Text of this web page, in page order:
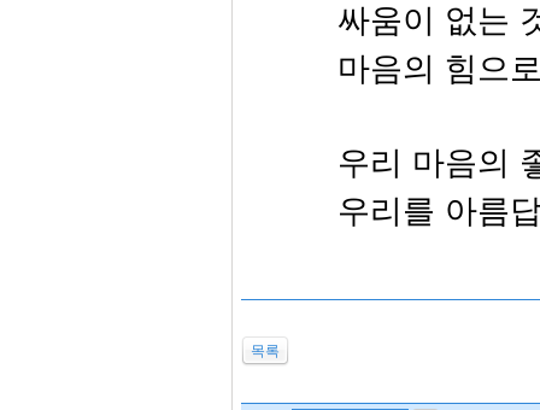
싸움이 없는
마음의 힘으
우리 마음의
우리를 아름
목록